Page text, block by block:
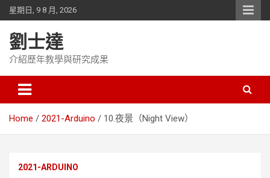
Skip
to
content
星期日, 9 8 月, 2026
劉士達
介紹歷年教學與研究成果
Home 2021-Arduino 10.夜景（Night View）
2021-ARDUINO